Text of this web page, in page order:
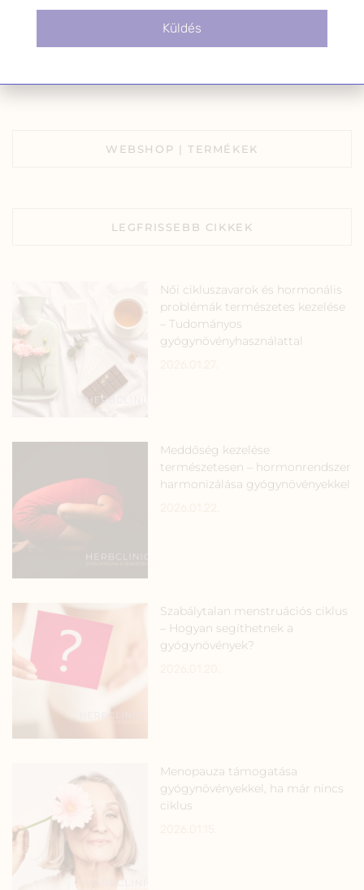
egészségének megőrzése és helyreállítása. A HerbClinic egy
gyógynövények alkalmazásán alapuló speciális
egészségmegőrző rendszer, amely a fogantatástól életünk
WEBSHOP | TERMÉKEK
LEGFRISSEBB CIKKEK
Női cikluszavarok és hormonális
problémák természetes kezelése
– Tudományos
gyógynövényhasználattal
Meddőség kezelése
természetesen – hormonrendszer
harmonizálása gyógynövényekkel
Szabálytalan menstruációs ciklus
– Hogyan segíthetnek a
gyógynövények?
Menopauza támogatása
gyógynövényekkel, ha már nincs
ciklus
Küldés